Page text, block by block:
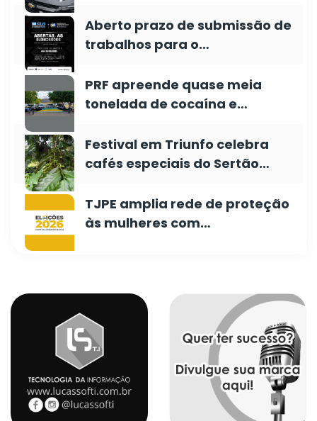
Aberto prazo de submissão de
trabalhos para o…
PRF apreende quase meia
tonelada de cocaína e…
Festival em Triunfo celebra
cafés especiais do Sertão…
TJPE amplia rede de proteção
às mulheres com…